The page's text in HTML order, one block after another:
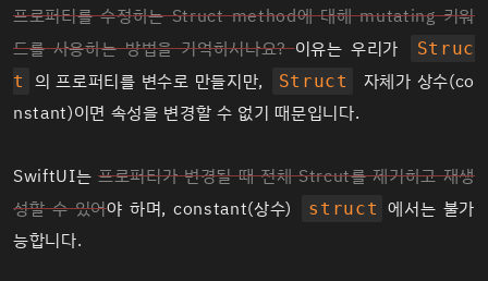
프로퍼티를 수정하는 Struct method에 대해 mutating 키워
드를 사용하는 방법을 기억하시나요?이유는 우리가
Struc
t
의 프로퍼티를 변수로 만들지만, Struct
자체가 상수(co
nstant)이면 속성을 변경할 수 없기 때문입니다.
SwiftUI는 프로퍼티가 변경될 때 전체 Strcut를 제거하고 재생
성할 수 있어야 하며, constant(상수) struct 에서는 불가
능합니다.